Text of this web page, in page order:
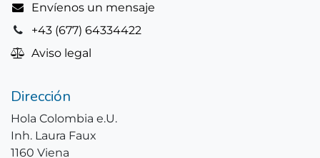
Envíenos un mensaje
+43 (677) 64334422
Aviso legal
Dirección
Hola Colombia e.U.
Inh. Laura Faux
1160 Viena